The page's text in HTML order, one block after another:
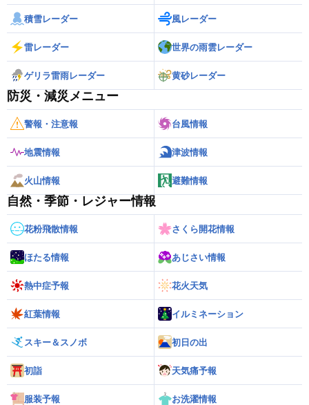
積雪レーダー 風レーダー
雷レーダー 世界の雨雲レーダー
ゲリラ雷雨レーダー 黄砂レーダー
防災・減災メニュー
警報・注意報 台風情報
地震情報 津波情報
火山情報 避難情報
自然・季節・レジャー情報
花粉飛散情報 さくら開花情報
ほたる情報 あじさい情報
熱中症予報 花火天気
紅葉情報 イルミネーション
スキー＆スノボ 初日の出
初詣 天気痛予報
服装予報 お洗濯情報